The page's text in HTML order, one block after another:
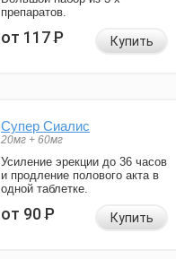
препаратов.
от 117Р Купить
Супер Сиалис
20мг + 60мг
Усиление эрекции до 36 часов
и продление полового акта в
одной таблетке.
от 90Р Купить